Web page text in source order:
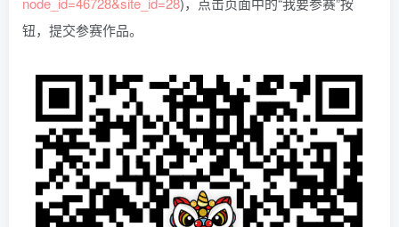
钮，提交参赛作品。